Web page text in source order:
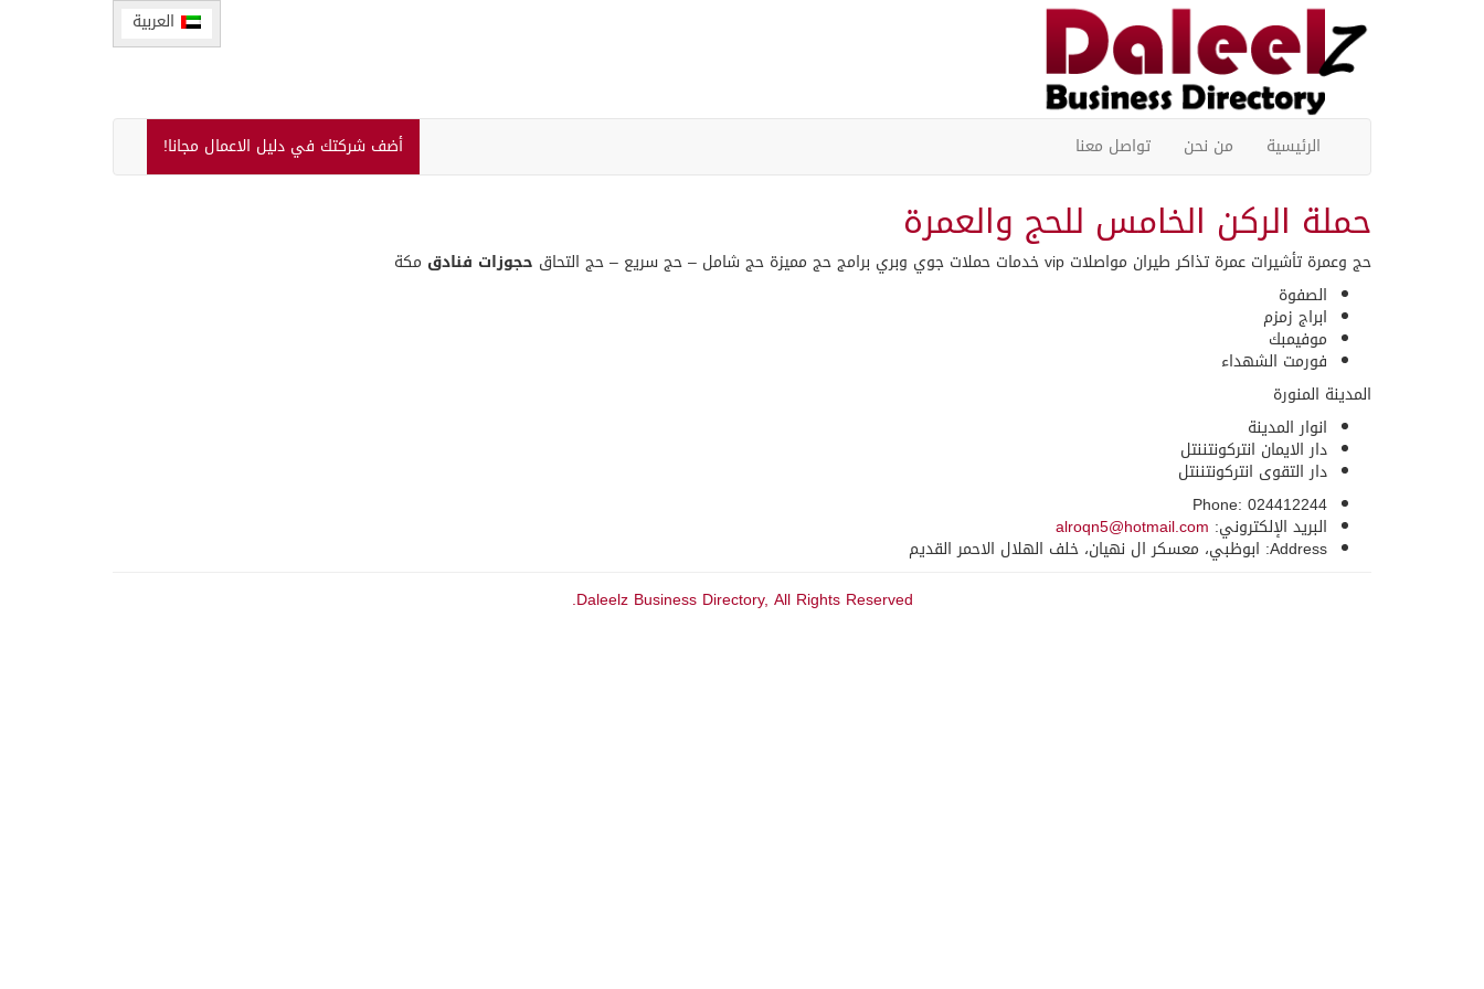
العربية
الرئيسية من نحن تواصل معنا أضف شركتك في دليل الاعمال مجانا!
حملة الركن الخامس للحج والعمرة
حج وعمرة تأشيرات عمرة تذاكر طيران مواصلات vip خدمات حملات جوي وبري برامج حج مميزة حج شامل – حج سريع – حج التحاق حجوزات فنادق مكة
الصفوة
ابراج زمزم
موفيمبك
فورمت الشهداء
المدينة المنورة
انوار المدينة
دار الايمان انتركونتننتل
دار التقوى انتركونتننتل
Phone: 024412244
البريد الإلكتروني: alroqn5@hotmail.com
Address: ابوظبي، معسكر ال نهيان، خلف الهلال الاحمر القديم
Daleelz Business Directory, All Rights Reserved.